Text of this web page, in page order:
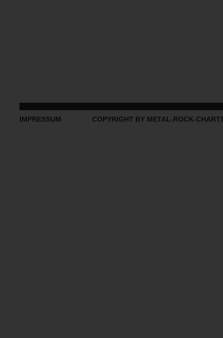
IMPRESSUM COPYRIGHT BY METAL-ROCK-